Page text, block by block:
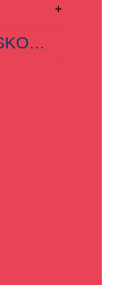
PROČ NA ČESKOVESKOU ZÁKLADKU